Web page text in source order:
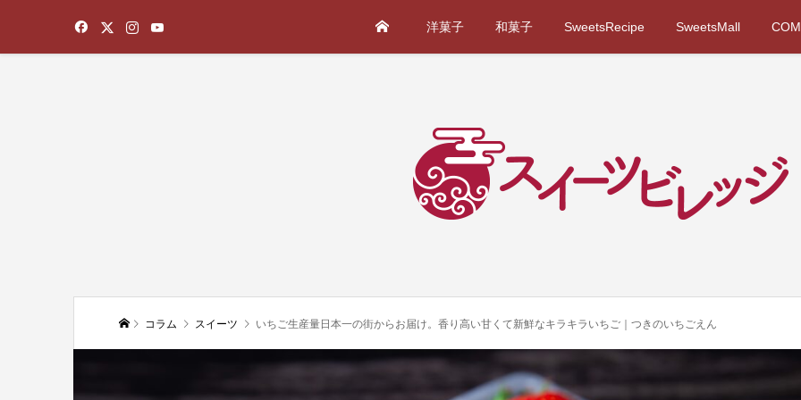
洋菓子 和菓子 SweetsRecipe SweetsMall
コラム スイーツ いちご生産量日本一の街からお届け。香り高い甘くて新鮮なキラキラいちご｜つきのいちごえん